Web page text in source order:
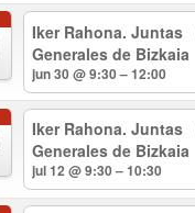
Iker Rahona. Juntas
Generales de Bizkaia
jun 30 @ 9:30 – 12:00
Iker Rahona. Juntas
Generales de Bizkaia
jul 12 @ 9:30 – 10:30